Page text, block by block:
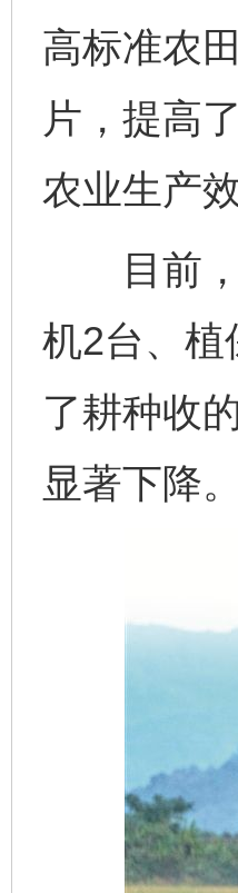
高标准农
片，提高
农业生产效
目前，
机2台、植
了耕种收
显著下降。